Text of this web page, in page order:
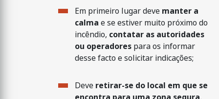
Em primeiro lugar deve manter a
calma e se estiver muito próximo do
incêndio, contatar as autoridades
ou operadores para os informar
desse facto e solicitar indicações;
Deve retirar-se do local em que se